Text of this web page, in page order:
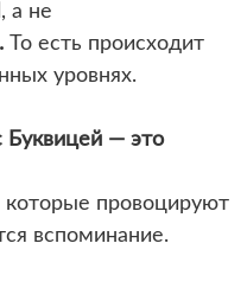
, а не
То есть происходит
уровнях.
Буквицей — это
которые провоцируют
вспоминание.